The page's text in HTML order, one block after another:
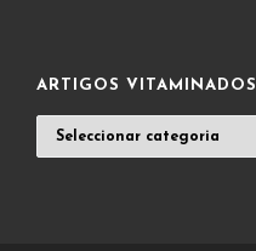
ARTIGOS VITAMINADOS
VITAMINADOS